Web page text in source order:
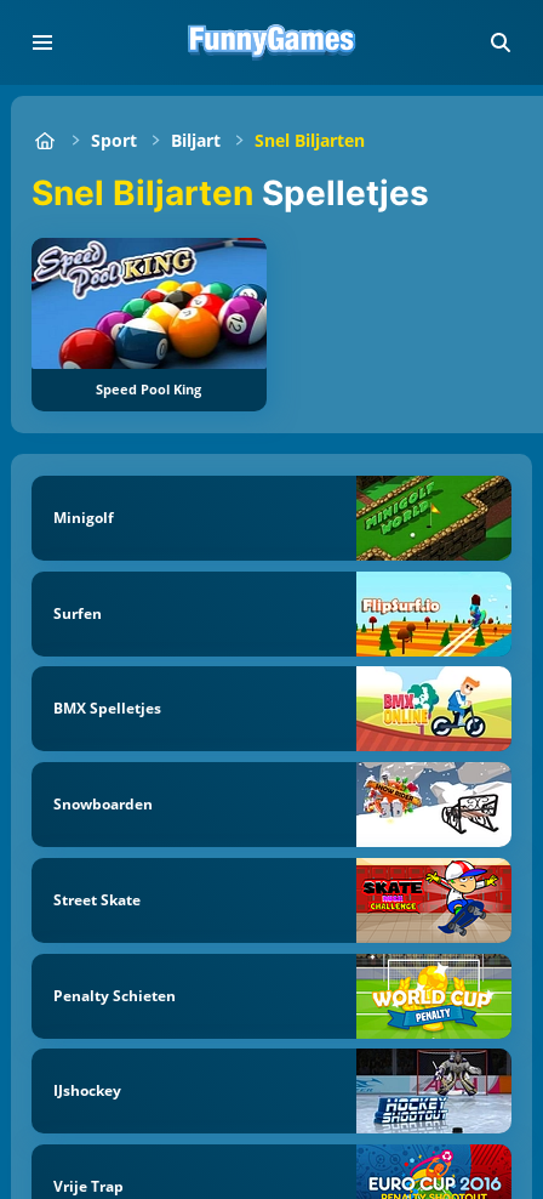
Sport Biljart Snel Biljarten
Snel Biljarten Spelletjes
Speed Pool King
Minigolf
Surfen
BMX Spelletjes
Snowboarden
Street Skate
Penalty Schieten
IJshockey
Vrije Trap